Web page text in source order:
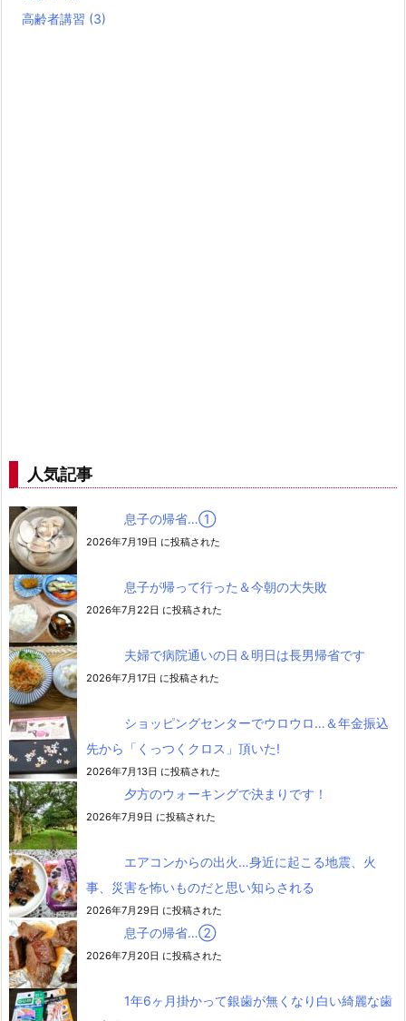
高齢者講習 (3)
人気記事
息子の帰省…➀
2026年7月19日 に投稿された
息子が帰って行った＆今朝の大失敗
2026年7月22日 に投稿された
夫婦で病院通いの日＆明日は長男帰省です
2026年7月17日 に投稿された
ショッピングセンターでウロウロ…＆年金振込
先から「くっつくクロス」頂いた!
2026年7月13日 に投稿された
夕方のウォーキングで決まりです！
2026年7月9日 に投稿された
エアコンからの出火…身近に起こる地震、火
事、災害を怖いものだと思い知らされる
2026年7月29日 に投稿された
息子の帰省…②
2026年7月20日 に投稿された
1年6ヶ月掛かって銀歯が無くなり白い綺麗な歯